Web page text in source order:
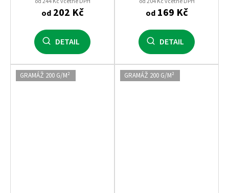
od202 Kč
DETAIL
od169 Kč
DETAIL
GRAMÁŽ 200 G/M² GRAMÁŽ 200 G/M²